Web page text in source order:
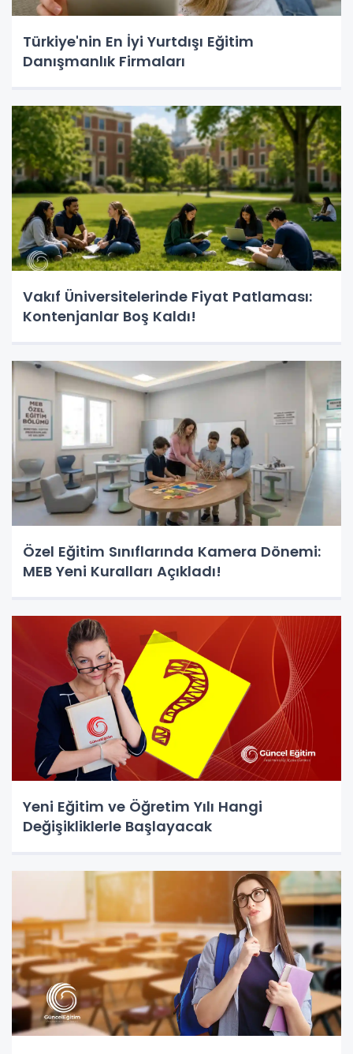
Türkiye'nin En İyi Yurtdışı Eğitim
Danışmanlık Firmaları
Vakıf Üniversitelerinde Fiyat Patlaması:
Kontenjanlar Boş Kaldı!
Özel Eğitim Sınıflarında Kamera Dönemi:
MEB Yeni Kuralları Açıkladı!
Yeni Eğitim ve Öğretim Yılı Hangi
Değişikliklerle Başlayacak